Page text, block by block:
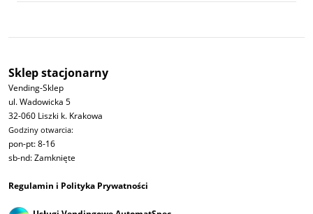
Sklep stacjonarny
Vending-Sklep
ul. Wadowicka 5
32-060 Liszki k. Krakowa
Godziny otwarcia:
pon-pt: 8-16
sb-nd: Zamknięte
Regulamin i Polityka Prywatności